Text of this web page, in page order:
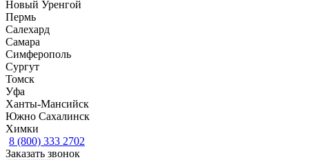
Новый Уренгой
Пермь
Салехард
Самара
Симферополь
Сургут
Томск
Уфа
Ханты-Мансийск
Южно Сахалинск
Химки
8 (800) 333 2702
Заказать звонок